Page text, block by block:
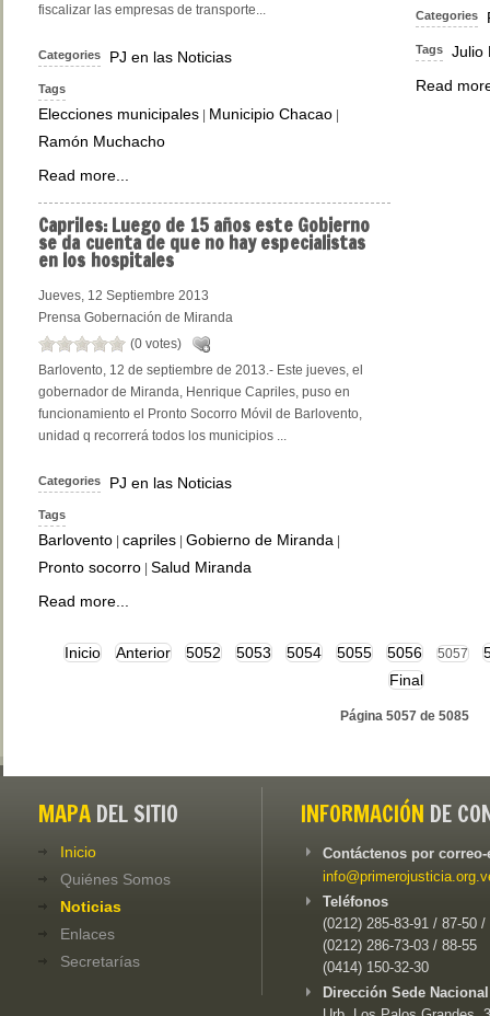
fiscalizar las empresas de transporte...
Categories PJ en las Noticias
Tags
Elecciones municipales | Municipio Chacao |
Ramón Muchacho
Read more...
Categories
Tags
Julio
Read
Capriles:Luego de 15 años este Gobierno
se da cuenta de que no hay especialistas
en los hospitales
Jueves, 12 Septiembre 2013
Prensa Gobernación de Miranda
(0 votes)
Barlovento, 12 de septiembre de 2013.- Este jueves, el
gobernador de Miranda, Henrique Capriles, puso en
funcionamiento el Pronto Socorro Móvil de Barlovento,
unidad q recorrerá todos los municipios ...
Categories PJ en las Noticias
Tags
Barlovento capriles Gobierno de Miranda
Pronto socorro Salud Miranda
Read more...
Inicio Anterior 5052 5053 5054 5055 5056 5057
Final
Página 5057 de 5085
MAPA DEL SITIO
Inicio
Quiénes Somos
Noticias
Enlaces
Secretarías
INFORMACIÓN DE
Contáctenos por
Teléfonos
(0212) 285-83-91 / 87-50 /
(0212) 286-73-03 / 88-55
(0414) 150-32-30
Dirección Sede